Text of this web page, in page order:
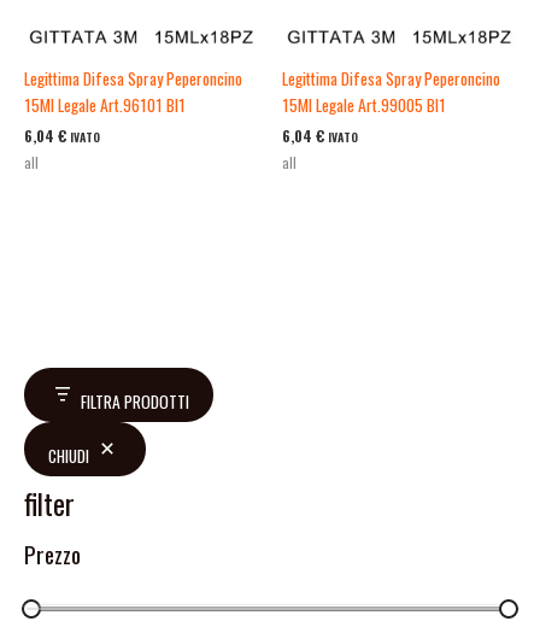
FILTRA PRODOTTI
CHIUDI
filter
Prezzo
Legittima Difesa Spray Peperoncino
15Ml Legale Art.96101 Bl1
6,04 € IVATO
all
Legittima Difesa Spray Peperoncino
15Ml Legale Art.99005 Bl1
6,04 € IVATO
all